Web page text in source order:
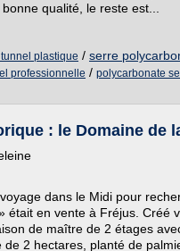
qualité, le reste est...
plastique / serre
professionnelle / polycarbonate
: le Domaine de
dans le Midi pour
était en vente à Fréjus. Créé
de maître de 2 étages
2 hectares, planté de